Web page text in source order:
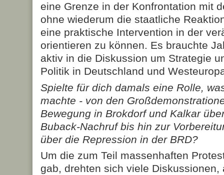
eine Grenze in der Konfrontation mit
ohne wiederum die staatliche
eine praktische Intervention in der
orientieren zu können. Es brauchte
aktiv in die Diskussion um Strategie
Politik in Deutschland und
Spielte für dich damals eine Rolle,
machte - von den
Bewegung in Brokdorf und Kalkar
Buback-Nachruf bis hin zur
über die Repression in der BRD?
Um die zum Teil massenhaften
gab, drehten sich viele Diskussionen,